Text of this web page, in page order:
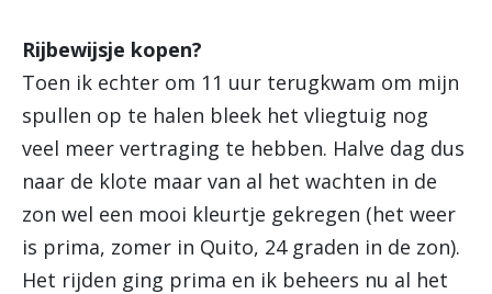
Rijbewijsje kopen?
Toen ik echter om 11 uur terugkwam om mijn
spullen op te halen bleek het vliegtuig nog
veel meer vertraging te hebben. Halve dag dus
naar de klote maar van al het wachten in de
zon wel een mooi kleurtje gekregen (het weer
is prima, zomer in Quito, 24 graden in de zon).
Het rijden ging prima en ik beheers nu al het